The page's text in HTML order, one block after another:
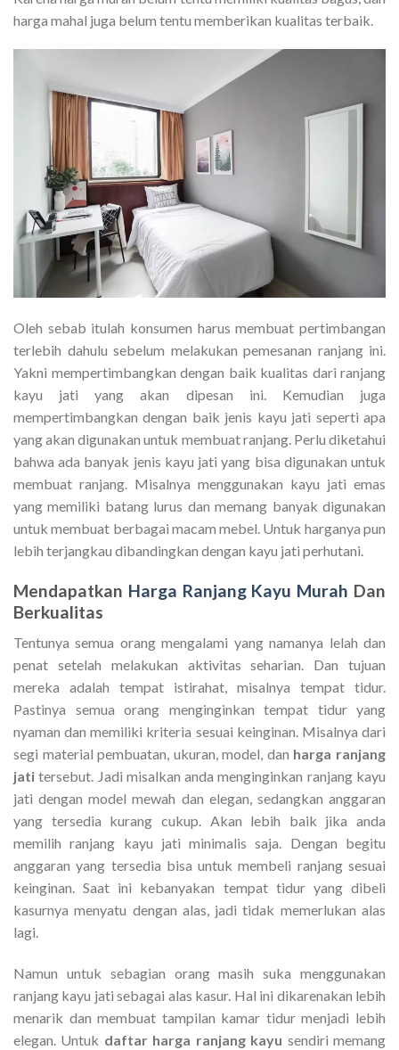
harga mahal juga belum tentu memberikan kualitas terbaik.
Oleh sebab itulah konsumen harus membuat pertimbangan
terlebih dahulu sebelum melakukan pemesanan ranjang ini.
Yakni mempertimbangkan dengan baik kualitas dari ranjang
kayu jati yang akan dipesan ini. Kemudian juga
mempertimbangkan dengan baik jenis kayu jati seperti apa
yang akan digunakan untuk membuat ranjang. Perlu diketahui
bahwa ada banyak jenis kayu jati yang bisa digunakan untuk
membuat ranjang. Misalnya menggunakan kayu jati emas
yang memiliki batang lurus dan memang banyak digunakan
untuk membuat berbagai macam mebel. Untuk harganya pun
lebih terjangkau dibandingkan dengan kayu jati perhutani.
Mendapatkan Harga Ranjang Kayu Murah Dan
Berkualitas
Tentunya semua orang mengalami yang namanya lelah dan
penat setelah melakukan aktivitas seharian. Dan tujuan
mereka adalah tempat istirahat, misalnya tempat tidur.
Pastinya semua orang menginginkan tempat tidur yang
nyaman dan memiliki kriteria sesuai keinginan. Misalnya dari
segi material pembuatan, ukuran, model, dan harga ranjang
jati tersebut. Jadi misalkan anda menginginkan ranjang kayu
jati dengan model mewah dan elegan, sedangkan anggaran
yang tersedia kurang cukup. Akan lebih baik jika anda
memilih ranjang kayu jati minimalis saja. Dengan begitu
anggaran yang tersedia bisa untuk membeli ranjang sesuai
keinginan. Saat ini kebanyakan tempat tidur yang dibeli
kasurnya menyatu dengan alas, jadi tidak memerlukan alas
lagi.
Namun untuk sebagian orang masih suka menggunakan
ranjang kayu jati sebagai alas kasur. Hal ini dikarenakan lebih
menarik dan membuat tampilan kamar tidur menjadi lebih
elegan. Untuk daftar harga ranjang kayu sendiri memang